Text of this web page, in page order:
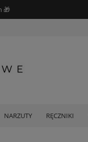
🎁
NARZUTY RĘCZNIKI